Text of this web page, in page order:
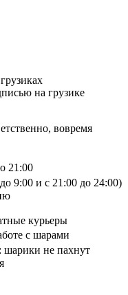
на грузике
вовремя
21:00
9:00 и с 21:00 до 24:00)
курьеры
с шарами
шарики не пахнут